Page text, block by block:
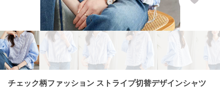
チェック柄ファッション ストライプ切替デザインシャツ